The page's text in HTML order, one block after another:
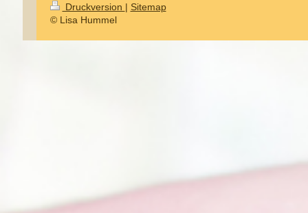
Druckversion | Sitemap
© Lisa Hummel